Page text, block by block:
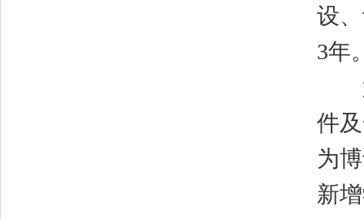
设
3年
第
件
为
新